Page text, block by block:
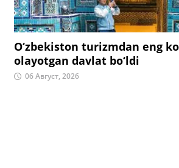
O‘zbekiston turizmdan eng
olayotgan davlat bo‘ldi
06 Август, 2026